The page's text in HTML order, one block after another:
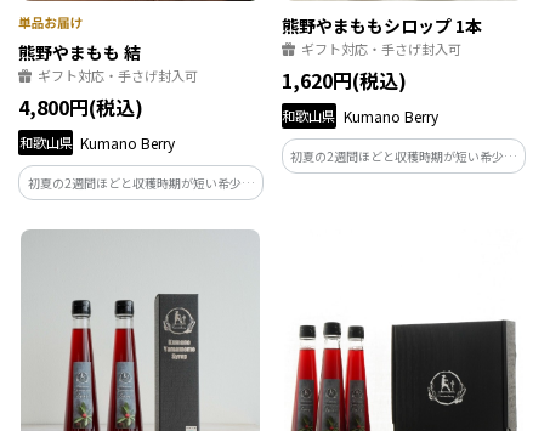
熊野やまもも 結
ギフト対応・手さげ封入可
4,800円(税込)
和歌山県 Kumano Berry
初夏の2週間ほどと収穫時期が短い希少な
ヤマモモ。そんなヤマモモを丁寧に摘み
採り作ったシロップ・ジャム・ドロップ
熊野やまももシロップ 1本
ギフト対応・手さげ封入可
1,620円(税込)
和歌山県 Kumano Berry
初夏の2週間ほどと収穫時期が短い希少な
ヤマモモ。そんなヤマモモを丁寧に摘み